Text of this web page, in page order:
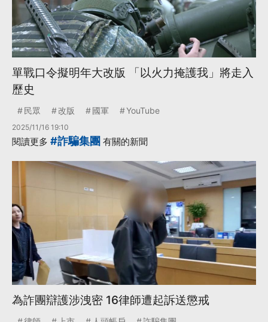
單戰口令擬明年大改版 「以火力掩護我」將走入
歷史
民眾 改版 國軍 YouTube
2025/11/16 19:10
閱讀更多 #詐騙集團 有關的新聞
為詐團辯護涉洩密 16律師遭起訴送懲戒